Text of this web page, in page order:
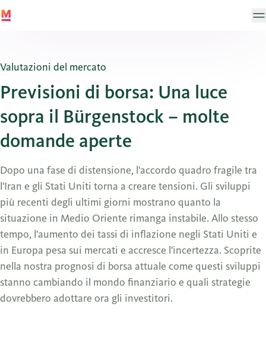
Valutazioni del mercato
Previsioni di borsa: Una luce
sopra il Bürgenstock – molte
domande aperte
Dopo una fase di distensione, l'accordo quadro fragile tra
l'Iran e gli Stati Uniti torna a creare tensioni. Gli sviluppi
più recenti degli ultimi giorni mostrano quanto la
situazione in Medio Oriente rimanga instabile. Allo stesso
tempo, l'aumento dei tassi di inflazione negli Stati Uniti e
in Europa pesa sui mercati e accresce l'incertezza. Scoprite
nella nostra prognosi di borsa attuale come questi sviluppi
stanno cambiando il mondo finanziario e quali strategie
dovrebbero adottare ora gli investitori.